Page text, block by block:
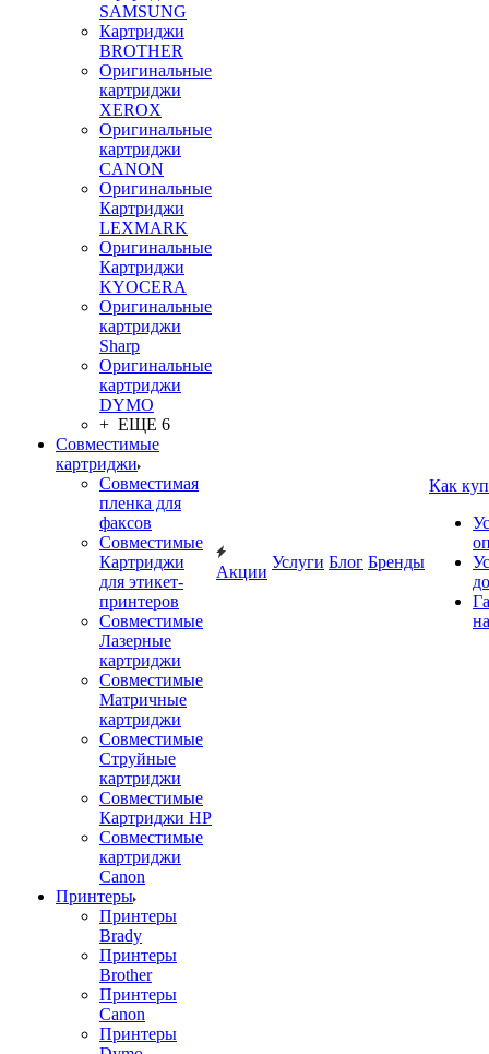
SAMSUNG
Картриджи
BROTHER
Оригинальные
картриджи
XEROX
Оригинальные
картриджи
CANON
Оригинальные
Картриджи
LEXMARK
Оригинальные
Картриджи
KYOCERA
Оригинальные
картриджи
Sharp
Оригинальные
картриджи
DYMO
+ ЕЩЕ 6
Совместимые
картриджи
Совместимая
пленка для
факсов
Совместимые
Картриджи
для этикет-
принтеров
Совместимые
Лазерные
картриджи
Совместимые
Матричные
картриджи
Совместимые
Струйные
картриджи
Совместимые
Картриджи HP
Совместимые
картриджи
Canon
Принтеры
Принтеры
Brady
Принтеры
Brother
Принтеры
Canon
Принтеры
Акции
Услуги Блог Бренды
Как